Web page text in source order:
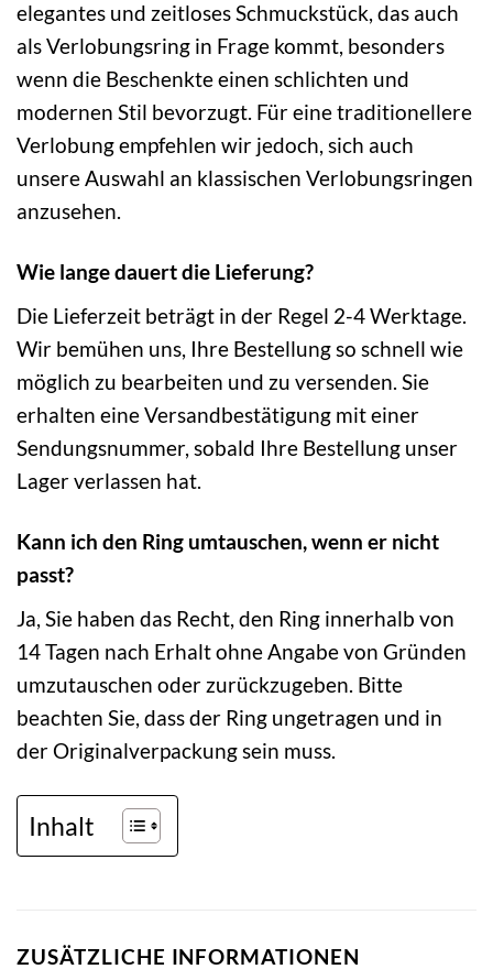
elegantes und zeitloses Schmuckstück, das auch
als Verlobungsring in Frage kommt, besonders
wenn die Beschenkte einen schlichten und
modernen Stil bevorzugt. Für eine traditionellere
Verlobung empfehlen wir jedoch, sich auch
unsere Auswahl an klassischen Verlobungsringen
anzusehen.
Wie lange dauert die Lieferung?
Die Lieferzeit beträgt in der Regel 2-4 Werktage.
Wir bemühen uns, Ihre Bestellung so schnell wie
möglich zu bearbeiten und zu versenden. Sie
erhalten eine Versandbestätigung mit einer
Sendungsnummer, sobald Ihre Bestellung unser
Lager verlassen hat.
Kann ich den Ring umtauschen, wenn er nicht
passt?
Ja, Sie haben das Recht, den Ring innerhalb von
14 Tagen nach Erhalt ohne Angabe von Gründen
umzutauschen oder zurückzugeben. Bitte
beachten Sie, dass der Ring ungetragen und in
der Originalverpackung sein muss.
Inhalt
ZUSÄTZLICHE INFORMATIONEN